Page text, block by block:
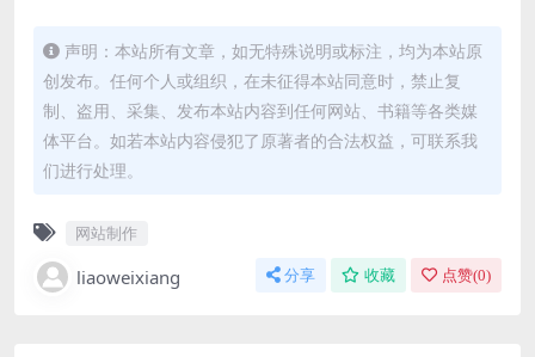
声明：本站所有文章，如无特殊说明或标注，均为本站原
创发布。任何个人或组织，在未征得本站同意时，禁止复
制、盗用、采集、发布本站内容到任何网站、书籍等各类媒
体平台。如若本站内容侵犯了原著者的合法权益，可联系我
们进行处理。
网站制作
liaoweixiang 分享 收藏 点赞(0)